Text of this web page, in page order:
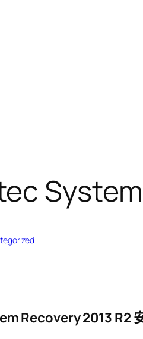
Recovery 2013 R2